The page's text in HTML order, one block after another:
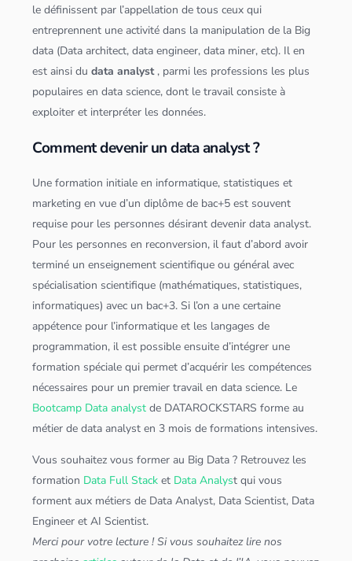
le définissent par l’appellation de tous ceux qui
entreprennent une activité dans la manipulation de la Big
data (Data architect,data engineer, data miner, etc). Il en
est ainsi dudata analyst, parmi les professions les plus
populaires endata science, dont le travail consiste à
exploiter et interpréter lesdonnées.
Comment devenir un data analyst ?
Une formation initiale en informatique, statistiques et
marketing en vue d’un diplôme de bac+5 est souvent
requise pour les personnes désirant devenirdata analyst.
Pour les personnes en reconversion, il faut d’abord avoir
terminé un enseignement scientifique ou général avec
spécialisation scientifique (mathématiques, statistiques,
informatiques) avec un bac+3. Si l’on a une certaine
appétence pour l’informatique et les langages de
programmation, il est possible ensuite d’intégrer une
formation spéciale qui permet d’acquérir les compétences
nécessaires pour un premier travail endata science. Le
Bootcamp Data analyst de DATAROCKSTARS forme au
métier dedata analyst en 3 mois de formations intensives.
Vous souhaitez vous former au Big Data ? Retrouvez les
formation Data Full Stack et Data Analyst qui vous
forment aux métiers de Data Analyst, Data Scientist, Data
Engineer etAI Scientist.
Merci pour votre lecture ! Si vous souhaitez lire nos